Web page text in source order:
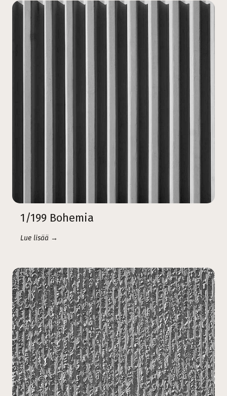
1/199 Bohemia
Lue lisää →